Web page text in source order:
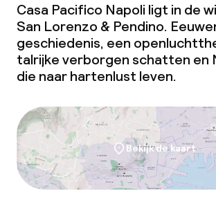
Casa Pacifico Napoli ligt in de
San Lorenzo & Pendino.
geschiedenis, een
talrijke verborgen schatten en
die naar hartenlust leven.
Bekijk de kaart